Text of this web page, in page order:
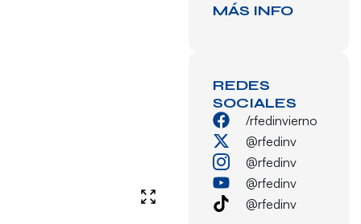
MÁS INFO
REDES
SOCIALES
/rfedinvierno
@rfedinv
@rfedinv
@rfedinv
@rfedinv